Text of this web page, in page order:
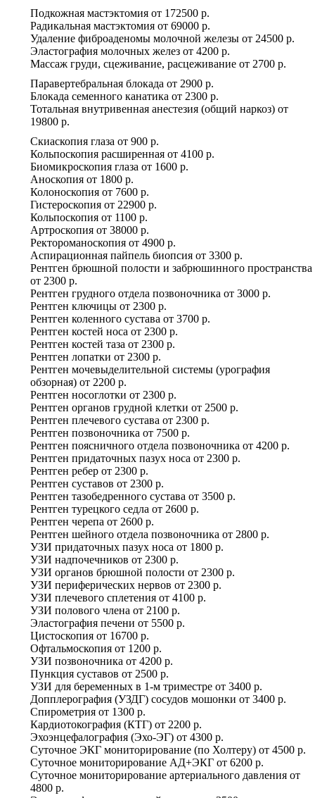
Подкожная мастэктомия от 172500 р.
Радикальная мастэктомия от 69000 р.
Удаление фиброаденомы молочной железы от 24500 р.
Эластография молочных желез от 4200 р.
Массаж груди, сцеживание, расцеживание от 2700 р.
Паравертебральная блокада от 2900 р.
Блокада семенного канатика от 2300 р.
Тотальная внутривенная анестезия (общий наркоз) от
19800 р.
Скиаскопия глаза от 900 р.
Кольпоскопия расширенная от 4100 р.
Биомикроскопия глаза от 1600 р.
Аноскопия от 1800 р.
Колоноскопия от 7600 р.
Гистероскопия от 22900 р.
Кольпоскопия от 1100 р.
Артроскопия от 38000 р.
Ректороманоскопия от 4900 р.
Аспирационная пайпель биопсия от 3300 р.
Рентген брюшной полости и забрюшинного пространства
от 2300 р.
Рентген грудного отдела позвоночника от 3000 р.
Рентген ключицы от 2300 р.
Рентген коленного сустава от 3700 р.
Рентген костей носа от 2300 р.
Рентген костей таза от 2300 р.
Рентген лопатки от 2300 р.
Рентген мочевыделительной системы (урография
обзорная) от 2200 р.
Рентген носоглотки от 2300 р.
Рентген органов грудной клетки от 2500 р.
Рентген плечевого сустава от 2300 р.
Рентген позвоночника от 7500 р.
Рентген поясничного отдела позвоночника от 4200 р.
Рентген придаточных пазух носа от 2300 р.
Рентген ребер от 2300 р.
Рентген суставов от 2300 р.
Рентген тазобедренного сустава от 3500 р.
Рентген турецкого седла от 2600 р.
Рентген черепа от 2600 р.
Рентген шейного отдела позвоночника от 2800 р.
УЗИ придаточных пазух носа от 1800 р.
УЗИ надпочечников от 2300 р.
УЗИ органов брюшной полости от 2300 р.
УЗИ периферических нервов от 2300 р.
УЗИ плечевого сплетения от 4100 р.
УЗИ полового члена от 2100 р.
Эластография печени от 5500 р.
Цистоскопия от 16700 р.
Офтальмоскопия от 1200 р.
УЗИ позвоночника от 4200 р.
Пункция суставов от 2500 р.
УЗИ для беременных в 1-м триместре от 3400 р.
Допплерография (УЗДГ) сосудов мошонки от 3400 р.
Спирометрия от 1300 р.
Кардиотокография (КТГ) от 2200 р.
Эхоэнцефалография (Эхо-ЭГ) от 4300 р.
Суточное ЭКГ мониторирование (по Холтеру) от 4500 р.
Суточное мониторирование АД+ЭКГ от 6200 р.
Суточное мониторирование артериального давления от
4800 р.